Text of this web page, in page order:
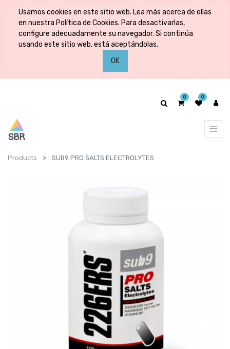
Usamos cookies en este sitio web. Lea más acerca de ellas
en nuestra Política de Cookies. Para desactivarlas,
configure adecuadamente su navegador. Si continúa
usando este sitio web, está aceptándolas.
OK
0 0
Products SUB9 PRO SALTS ELECTROLYTES